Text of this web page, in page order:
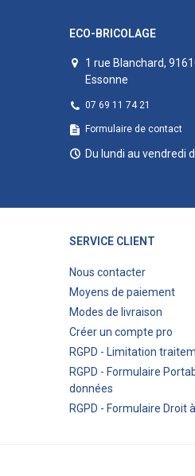
ECO-BRICOLAGE
1 rue Blanchard,
Essonne
07 69 11 74 21
Formulaire de contact
Du lundi au vendredi
SERVICE CLIENT
Nous contacter
Moyens de paiement
Modes de livraison
Créer un compte pro
RGPD - Limitation
RGPD - Formulaire
données
RGPD - Formulaire Droit